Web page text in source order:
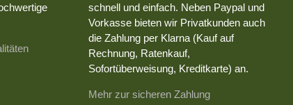
schnell und einfach. Neben Paypal und
Vorkasse bieten wir Privatkunden auch
die Zahlung per Klarna (Kauf auf
Rechnung, Ratenkauf,
Sofortüberweisung, Kreditkarte) an.
Mehr zur sicheren Zahlung